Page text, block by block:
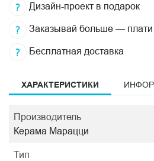
Дизайн-проект в подарок
Заказывай больше —
Бесплатная доставка
ХАРАКТЕРИСТИКИ
Производитель
Керама Марацци
Тип